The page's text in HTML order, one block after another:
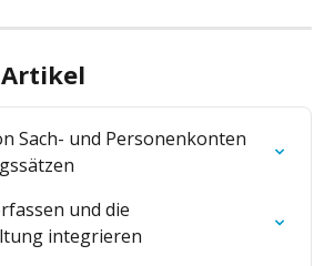
Sach- und Personenkonten
und die
integrieren